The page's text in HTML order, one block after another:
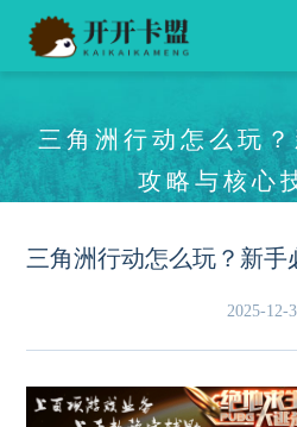
三角洲行动怎么玩
攻略与核心
2025-12-